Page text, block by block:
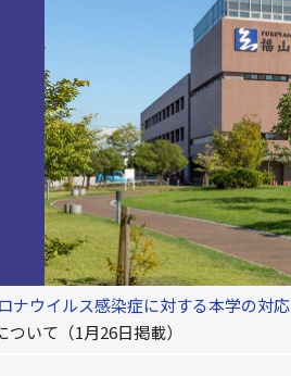
ナウイルス感染症に対する本学の対応
いて（1月26日掲載）